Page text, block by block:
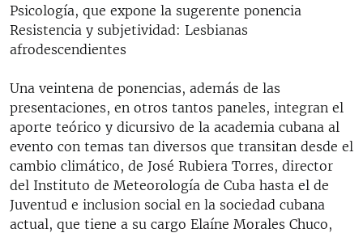
Psicología, que expone la sugerente ponencia
Resistencia y subjetividad: Lesbianas
afrodescendientes
Una veintena de ponencias, además de las
presentaciones, en otros tantos paneles, integran el
aporte teórico y dicursivo de la academia cubana al
evento con temas tan diversos que transitan desde el
cambio climático, de José Rubiera Torres, director
del Instituto de Meteorología de Cuba hasta el de
Juventud e inclusion social en la sociedad cubana
actual, que tiene a su cargo Elaíne Morales Chuco,